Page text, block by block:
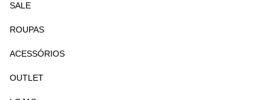
SALE
ROUPAS
ACESSÓRIOS
OUTLET